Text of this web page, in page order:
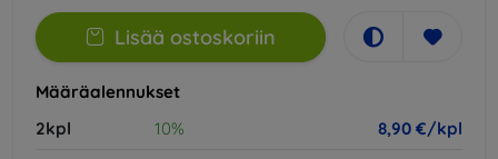
Lisää ostoskoriin
Määräalennukset
2kpl
10%
8,90 €/kpl